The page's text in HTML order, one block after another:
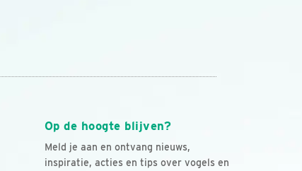
Op de hoogte blijven?
Meld je aan en ontvang nieuws,
inspiratie, acties en tips over vogels en